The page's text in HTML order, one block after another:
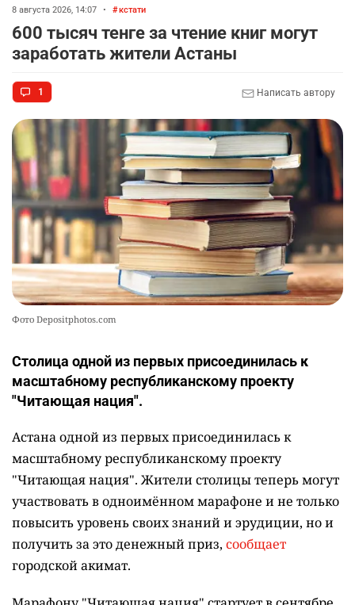
8 августа 2026, 14:07 • кстати
600 тысяч тенге за чтение книг могут
заработать жители Астаны
1 Написать автору
Фото Depositphotos.com
Столица одной из первых присоединилась к
масштабному республиканскому проекту
"Читающая нация".
Астана одной из первых присоединилась к
масштабному республиканскому проекту
"Читающая нация". Жители столицы теперь могут
участвовать в одноимённом марафоне и не только
повысить уровень своих знаний и эрудиции, но и
получить за это денежный приз, сообщает
городской акимат.